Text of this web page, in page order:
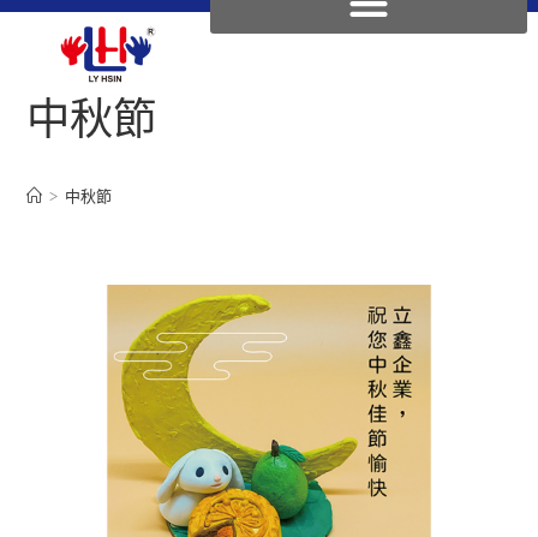
中秋節
> 中秋節